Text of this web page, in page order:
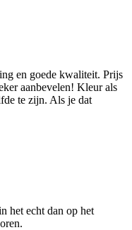
en goede kwaliteit. Prijs
aanbevelen! Kleur als
te zijn. Als je dat
het echt dan op het